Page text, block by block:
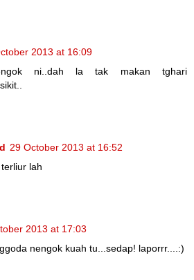
2013 at 16:09
ni..dah la tak makan tghari
29 October 2013 at 16:52
lah
2013 at 17:03
nengok kuah tu...sedap! laporrr....:)